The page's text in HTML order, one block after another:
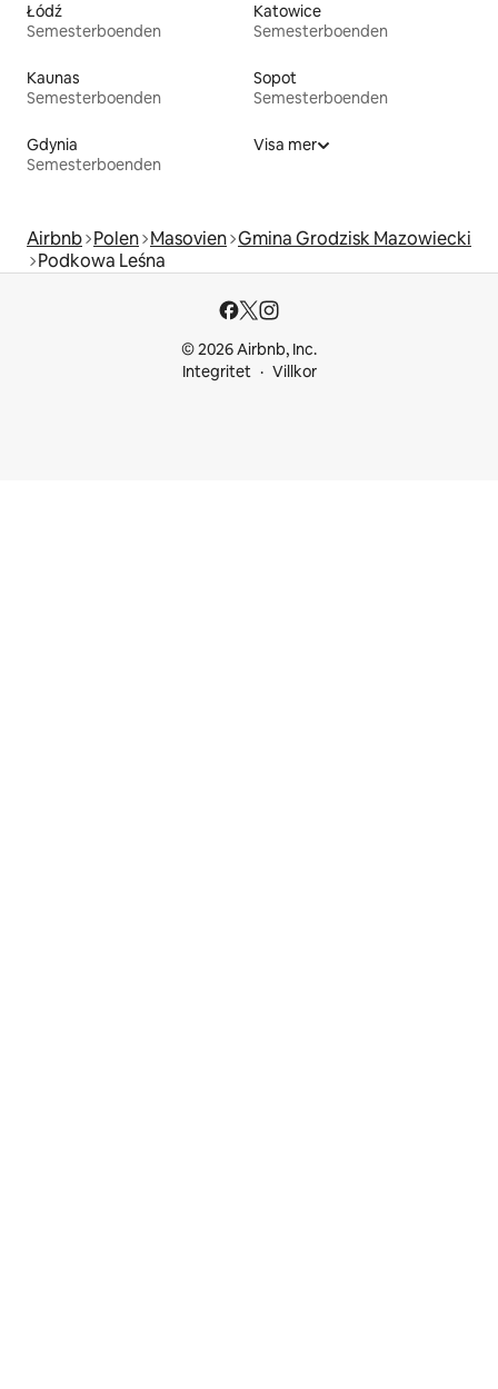
Łódź
Semesterboenden
Katowice
Semesterboenden
Kaunas
Semesterboenden
Sopot
Semesterboenden
Gdynia
Semesterboenden
Visa mer
Airbnb Polen Masovien Gmina Grodzisk Mazowiecki
Podkowa Leśna
© 2026 Airbnb, Inc.
Integritet
Villkor